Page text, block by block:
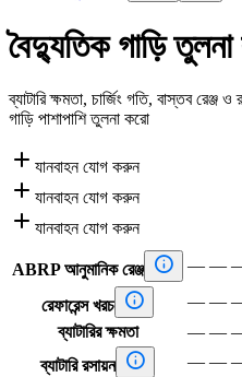
বৈদ্যুতিক গাড়ি
ব্যাটারি ক্ষমতা, চার্জিং গতি, বাস্তব রেঞ্জ
গাড়ি পাশাপাশি তুলনা করো
 যানবাহন যোগ করুন
 যানবাহন যোগ করুন
 যানবাহন যোগ করুন
ABRP আনুমানিক রেঞ্জ  — —
রেফারেন্স খরচ  — —
ব্যাটারির ক্ষমতা
— —
ব্যাটারি রসায়ন  — —